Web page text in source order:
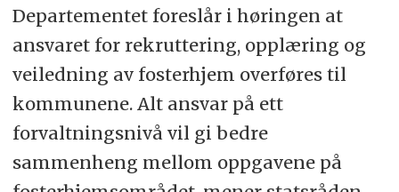
Departementet foreslår i høringen at
ansvaret for rekruttering, opplæring og
veiledning av fosterhjem overføres til
kommunene. Alt ansvar på ett
forvaltningsnivå vil gi bedre
sammenheng mellom oppgavene på